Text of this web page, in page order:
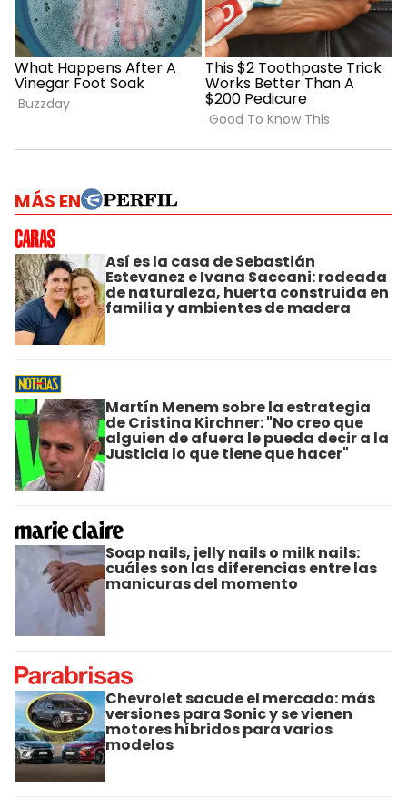
MÁS EN
Así es la casa de Sebastián
Estevanez e Ivana Saccani: rodeada
de naturaleza, huerta construida en
familia y ambientes de madera
Martín Menem sobre la estrategia
de Cristina Kirchner: "No creo que
alguien de afuera le pueda decir a la
Justicia lo que tiene que hacer"
Soap nails, jelly nails o milk nails:
cuáles son las diferencias entre las
manicuras del momento
Chevrolet sacude el mercado: más
versiones para Sonic y se vienen
motores híbridos para varios
modelos